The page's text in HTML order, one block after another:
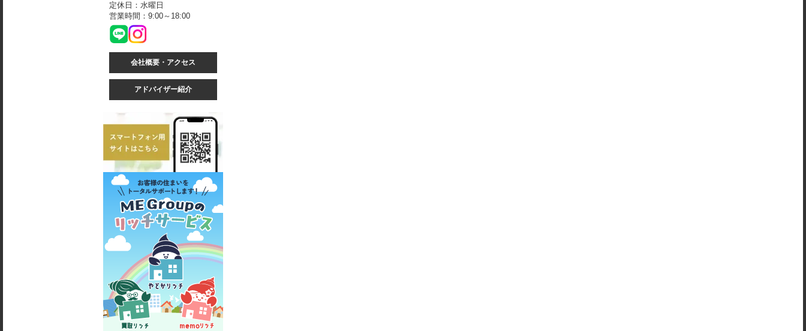
定休日：水曜日
営業時間：9:00～18:00
会社概要・アクセス
アドバイザー紹介